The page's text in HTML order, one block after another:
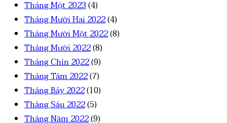
Tháng Một 2023(4)
Tháng Mười Hai 2022(4)
Tháng Mười Một 2022(8)
Tháng Mười 2022(8)
Tháng Chín 2022(9)
Tháng Tám 2022(7)
Tháng Bảy 2022(10)
Tháng Sáu 2022(5)
Tháng Năm 2022(9)